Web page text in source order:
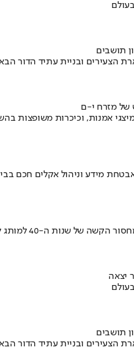
הצעירים ובניית עתיד הדור
של מזרח י-ם
מידע וניהול אקלים חכם
יצאה
הצעירים ובניית עתיד הדור